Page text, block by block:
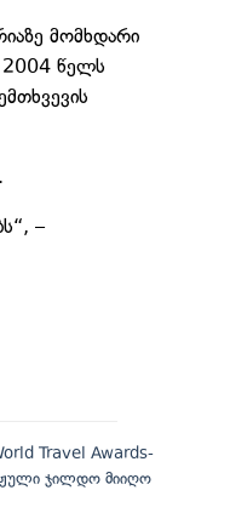
მომხდარი
2004 წელს
–
Travel Awards-
ჯილდო მიიღო